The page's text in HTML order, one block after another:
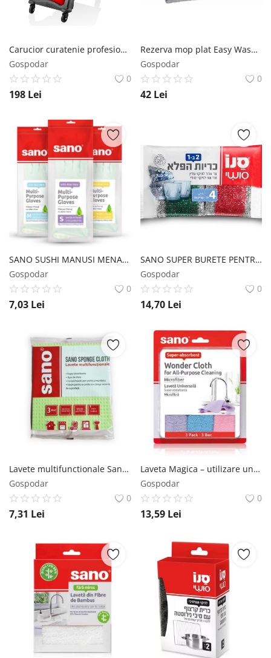
Carucior curatenie profesional Duo AQAS AQAS
Gospodar
0
198 Lei
Rezerva mop plat Easy Wash Filmop
Gospodar
0
42 Lei
SANO SUSHI MANUSI MENAJ L Sano
Gospodar
0
7,03 Lei
SANO SUPER BURETE PENTRU VASE (4 BUC) – SUPER DURABILI – 2 IN 1 Sano
Gospodar
0
14,70 Lei
Lavete multifunctionale Sano 3 buc Sano
Gospodar
0
7,31 Lei
Laveta Magica – utilizare universala - 3 Buc Sano Sano
Gospodar
0
13,59 Lei